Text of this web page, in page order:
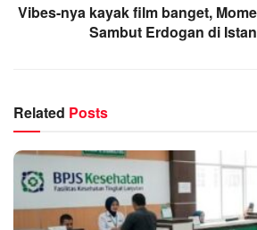
Vibes-nya kayak film banget,
Sambut Erdogan di
Related Posts